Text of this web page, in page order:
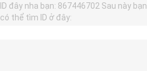
ID đây nha bạn: 867446702 Sau này bạn
có thể tìm ID ở đây: